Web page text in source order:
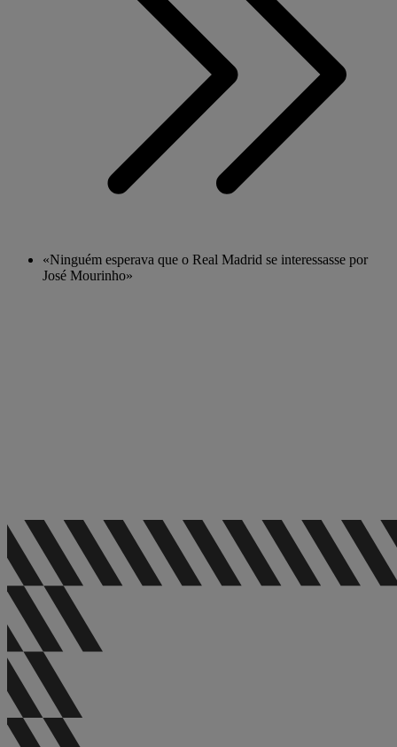
«Ninguém esperava que o Real Madrid se interessasse por
José Mourinho»